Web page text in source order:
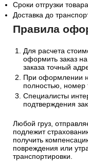
Сроки отгрузки
Доставка до
Правила
Для расчета
оформить заказ
заказа точный
При оформлении
полностью, номер
Специалисты
подтверждения
Любой груз,
подлежит
получить
повреждения или
транспортировки.